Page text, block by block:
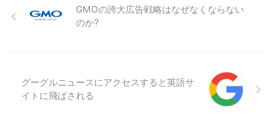
GMOの誇大広告戦略はなぜなくならない
のか?
グーグルニュースにアクセスすると英語サ
イトに飛ばされる